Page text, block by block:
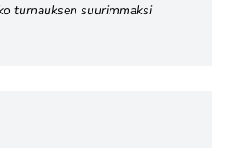
turnauksen suurimmaksi